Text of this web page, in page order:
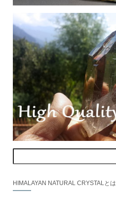
HIMALAYAN NATURAL CRYSTALとは